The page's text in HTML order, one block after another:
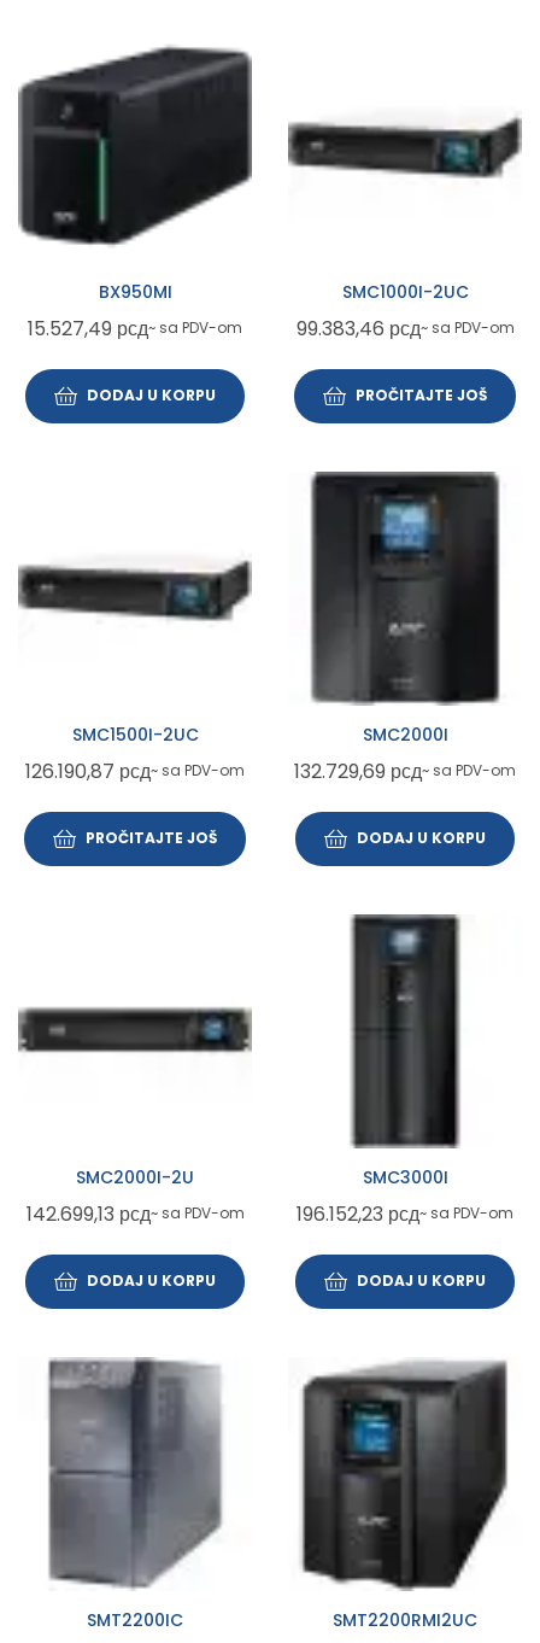
BX950MI
15.527,49 рсд~ sa PDV-om
DODAJ U KORPU
SMC1000I-2UC
99.383,46 рсд~ sa PDV-om
PROČITAJTE JOŠ
SMC1500I-2UC
126.190,87 рсд~ sa PDV-om
PROČITAJTE JOŠ
SMC2000I
132.729,69 рсд~ sa PDV-om
DODAJ U KORPU
SMC2000I-2U
142.699,13 рсд~ sa PDV-om
DODAJ U KORPU
SMC3000I
196.152,23 рсд~ sa PDV-om
DODAJ U KORPU
SMT2200IC SMT2200RMI2UC